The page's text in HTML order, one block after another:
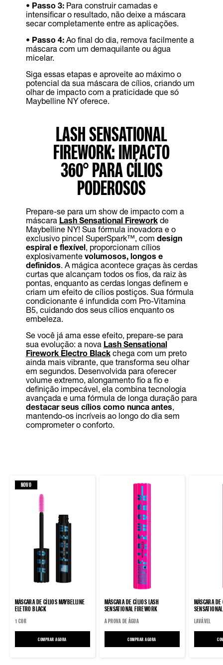
• Passo 3:Para construir camadas e
intensificar o resultado, não deixe a máscara
secar completamente entre as aplicações.
• Passo 4:Ao final do dia, remova facilmente a
máscara com um demaquilante ou água
micelar.
Siga essas etapas e aproveite ao máximo o
potencial da sua máscara de cílios, criando um
olhar de impacto com a praticidade que só
Maybelline NY oferece.
LASH SENSATIONAL
FIREWORK: IMPACTO
360° PARA CÍLIOS
PODEROSOS
Prepare-se para um show de impacto com a
máscara Lash Sensational Fireworkde
Maybelline NY! Sua fórmula inovadora e o
exclusivo pincel SuperSpark™, com design
espiral e flexível, proporcionam cílios
explosivamente volumosos, longos e
definidos. A mágica acontece graças às cerdas
curtas que alcançam todos os fios, da raiz às
pontas, enquanto as cerdas longas definem e
criam um efeito de cílios postiços. Sua fórmula
condicionante é infundida com Pro-Vitamina
B5, cuidando dos seus cílios enquanto os
embeleza.
Se você já ama esse efeito, prepare-se para
sua evolução: a nova Lash Sensational
Firework Electro Blackchega com um preto
ainda mais vibrante, que transforma seu olhar
em segundos. Desenvolvida para oferecer
volume extremo, alongamento fio a fio e
definição impecável, ela combina tecnologia
avançada e uma fórmula de longa duração para
destacar seus cílios como nunca antes,
mantendo-os incríveis ao longo do dia sem
comprometer o conforto.
NOVO
MÁSCARA DE CÍLIOS MAYBELLINE
ELETRO BLACK
1 COR
COMPRAR AGORA MÁSCARA DE CÍLIOS MAYBELLINE ELETRO BLACK
MÁSCARA DE CÍLIOS LASH
SENSATIONAL FIREWORK
A PROVA DE ÁGUA
COMPRAR AGORA MÁSCARA DE CÍLIOS LASH
MÁSCARA
LAVÁVEL